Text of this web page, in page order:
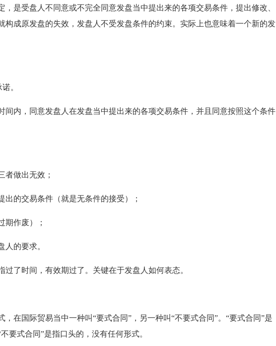
受盘人不同意或不完全同意发盘当中提出来的各项交易条件，提出修改、
构成原发盘的失效，发盘人不受发盘条件的约束。实际上也意味着一个新的发
。
内，同意发盘人在发盘当中提出来的各项交易条件，并且同意按照这个条件
做出无效；
交易条件（就是无条件的接受）；
作废）；
的要求。
了时间，有效期过了。关键在于发盘人如何表态。
国际贸易当中一种叫“要式合同”，另一种叫“不要式合同”。“要式合同”是
要式合同”是指口头的，没有任何形式。